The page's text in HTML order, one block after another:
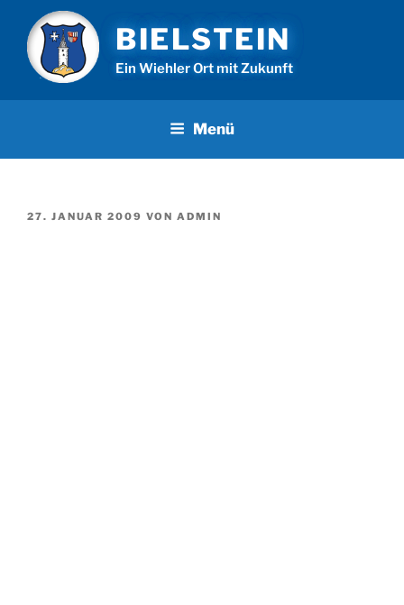
Inhalt
springen
BIELSTEIN
Ein Wiehler Ort mit Zukunft
Menü
VERÖFFENTLICHT
27. JANUAR 2009 VON ADMIN